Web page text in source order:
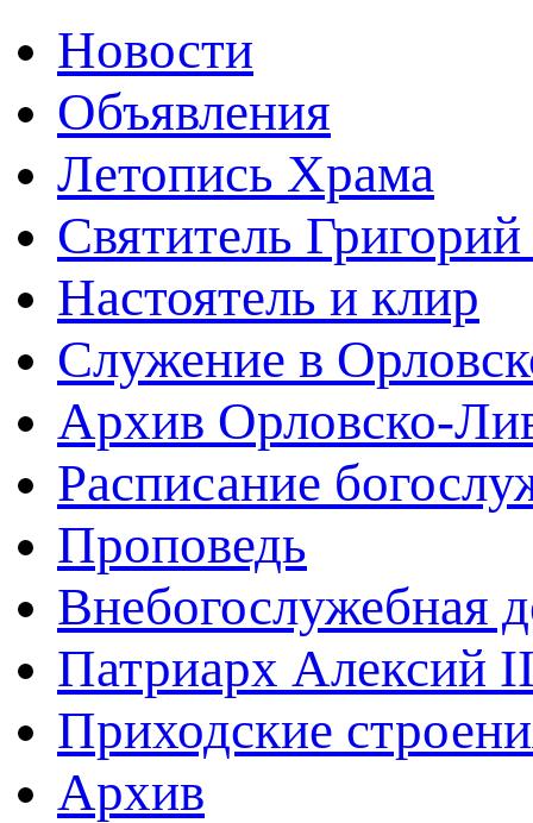
Новости
Объявления
Летопись Храма
Святитель
Настоятель и клир
Служение в
Архив Орловско-
Расписание
Проповедь
Внебогослужебная
Патриарх Алексий
Приходские
Архив